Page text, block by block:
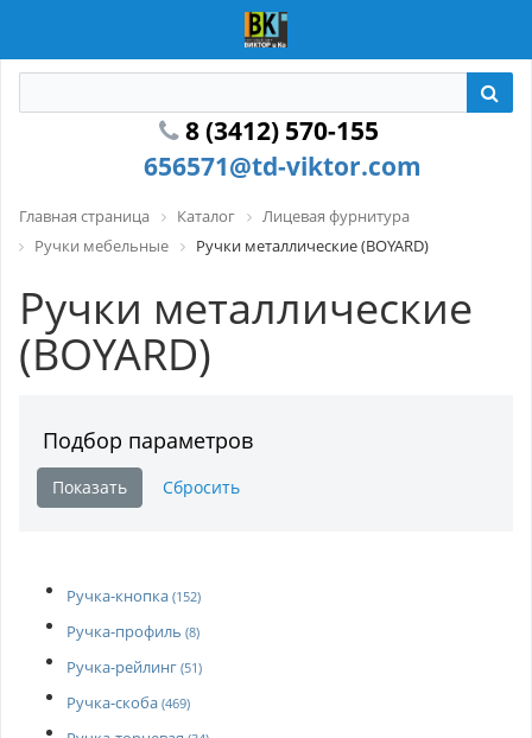
8 (3412) 570-155
656571@td-viktor.com
Главная страница Каталог
Лицевая фурнитура
Ручки мебельные
Ручки металлические (BOYARD)
Ручки металлические
(BOYARD)
Подбор параметров
Ручка-кнопка (152)
Ручка-профиль (8)
Ручка-рейлинг (51)
Ручка-скоба (469)